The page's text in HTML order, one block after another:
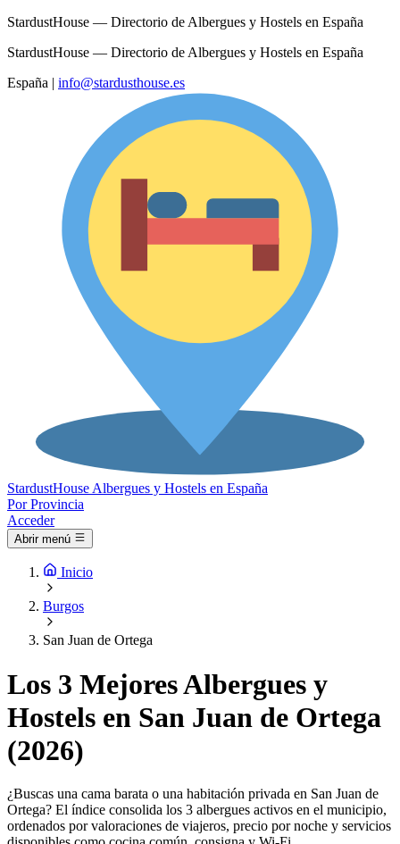
StardustHouse — Directorio de Albergues y Hostels en España
StardustHouse — Directorio de Albergues y Hostels en España
España | info@stardusthouse.es
StardustHouse Albergues y Hostels en España
Por Provincia
Acceder
Abrir menú
Inicio
Burgos
San Juan de Ortega
Los 3 Mejores Albergues y
Hostels en San Juan de Ortega
(2026)
¿Buscas una cama barata o una habitación privada en San Juan de
Ortega? El índice consolida los 3 albergues activos en el municipio,
ordenados por valoraciones de viajeros, precio por noche y servicios